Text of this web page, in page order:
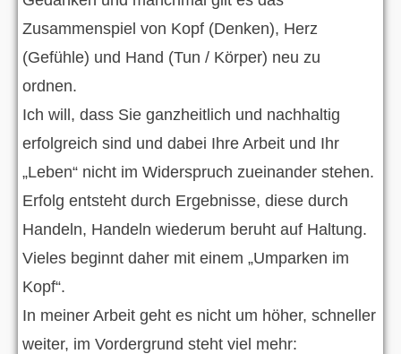
Zusammenspiel von Kopf (Denken), Herz
(Gefühle) und Hand (Tun / Körper) neu zu
ordnen.
Ich will, dass Sie ganzheitlich und nachhaltig
erfolgreich sind und dabei Ihre Arbeit und Ihr
„Leben“ nicht im Widerspruch zueinander stehen.
Erfolg entsteht durch Ergebnisse, diese durch
Handeln, Handeln wiederum beruht auf Haltung.
Vieles beginnt daher mit einem „Umparken im
Kopf“.
In meiner Arbeit geht es nicht um höher, schneller
weiter, im Vordergrund steht viel mehr: